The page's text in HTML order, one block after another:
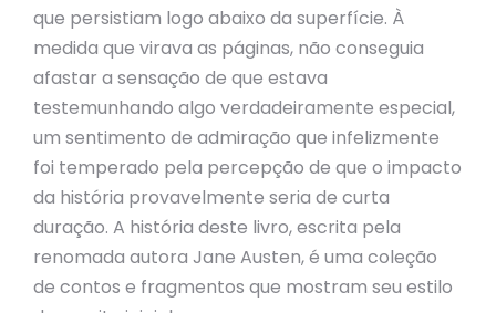
que persistiam logo abaixo da superfície. À
medida que virava as páginas, não conseguia
afastar a sensação de que estava
testemunhando algo verdadeiramente especial,
um sentimento de admiração que infelizmente
foi temperado pela percepção de que o impacto
da história provavelmente seria de curta
duração. A história deste livro, escrita pela
renomada autora Jane Austen, é uma coleção
de contos e fragmentos que mostram seu estilo